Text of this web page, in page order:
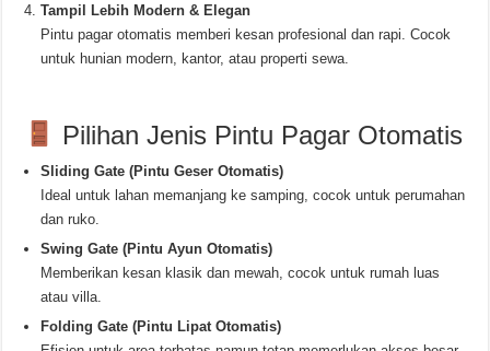
Tampil Lebih Modern & Elegan
Pintu pagar otomatis memberi kesan profesional dan rapi. Cocok
untuk hunian modern, kantor, atau properti sewa.
Pilihan Jenis Pintu Pagar Otomatis
Sliding Gate (Pintu Geser Otomatis)
Ideal untuk lahan memanjang ke samping, cocok untuk perumahan
dan ruko.
Swing Gate (Pintu Ayun Otomatis)
Memberikan kesan klasik dan mewah, cocok untuk rumah luas
atau villa.
Folding Gate (Pintu Lipat Otomatis)